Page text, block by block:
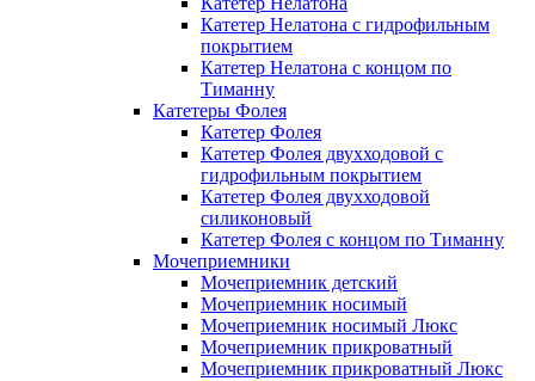
Катетер Нелатона с гидрофильным
покрытием
Катетер Нелатона с концом по
Тиманну
Катетеры Фолея
Катетер Фолея
Катетер Фолея двухходовой с
гидрофильным покрытием
Катетер Фолея двухходовой
силиконовый
Катетер Фолея с концом по Тиманну
Мочеприемники
Мочеприемник детский
Мочеприемник носимый
Мочеприемник носимый Люкс
Мочеприемник прикроватный
Мочеприемник прикроватный Люкс